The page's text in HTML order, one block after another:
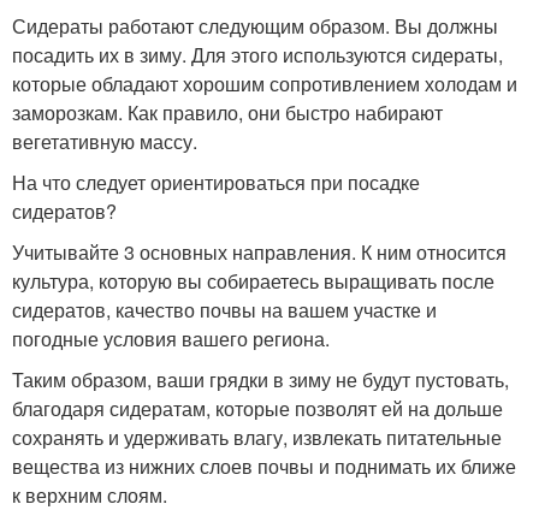
Сидераты работают следующим образом. Вы должны
посадить их в зиму. Для этого используются сидераты,
которые обладают хорошим сопротивлением холодам и
заморозкам. Как правило, они быстро набирают
вегетативную массу.
На что следует ориентироваться при посадке
сидератов?
Учитывайте 3 основных направления. К ним относится
культура, которую вы собираетесь выращивать после
сидератов, качество почвы на вашем участке и
погодные условия вашего региона.
Таким образом, ваши грядки в зиму не будут пустовать,
благодаря сидератам, которые позволят ей на дольше
сохранять и удерживать влагу, извлекать питательные
вещества из нижних слоев почвы и поднимать их ближе
к верхним слоям.